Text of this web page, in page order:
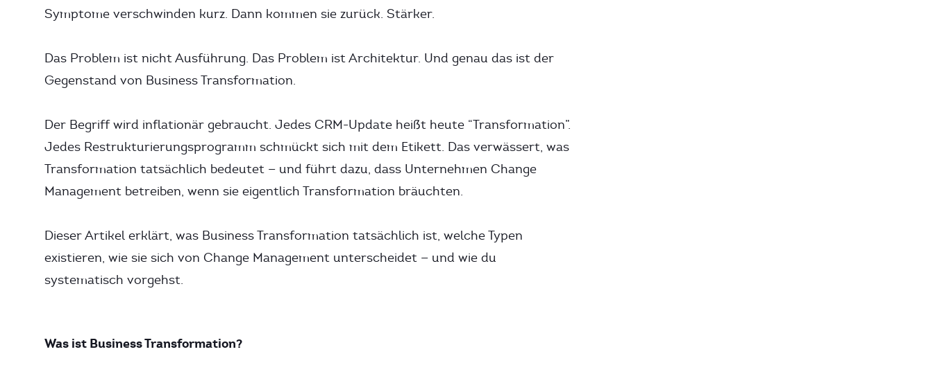
Symptome verschwinden kurz. Dann kommen sie zurück. Stärker.
Das Problem ist nicht Ausführung. Das Problem ist Architektur. Und genau das ist der
Gegenstand von Business Transformation.
Der Begriff wird inflationär gebraucht. Jedes CRM-Update heißt heute “Transformation”.
Jedes Restrukturierungsprogramm schmückt sich mit dem Etikett. Das verwässert, was
Transformation tatsächlich bedeutet — und führt dazu, dass Unternehmen Change
Management betreiben, wenn sie eigentlich Transformation bräuchten.
Dieser Artikel erklärt, was Business Transformation tatsächlich ist, welche Typen
existieren, wie sie sich von Change Management unterscheidet — und wie du
systematisch vorgehst.
Was ist Business Transformation?